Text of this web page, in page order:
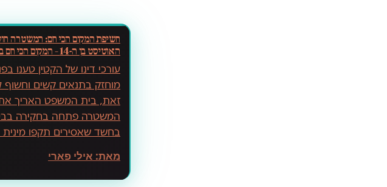
חשיפת המקום הכי חם: המשטרה
האוטיסט בן ה-14 – המקום הכי חם בגיהנום
עורכי דינו של הקטין טענו
מוחזק בתנאים קשים וחשוף
זאת, בית המשפט האריך
המשטרה פתחה בחקירה
בחשד שאסירים תקפו
מאת: אילי פארי